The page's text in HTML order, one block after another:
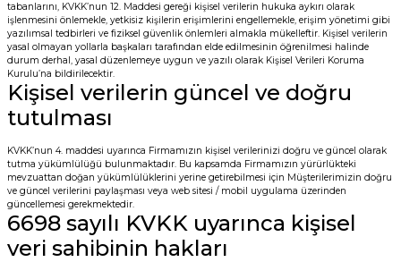
tabanlarını, KVKK’nun 12. Maddesi gereği kişisel verilerin hukuka aykırı olarak
işlenmesini önlemekle, yetkisiz kişilerin erişimlerini engellemekle, erişim yönetimi gibi
yazılımsal tedbirleri ve fiziksel güvenlik önlemleri almakla mükelleftir. Kişisel verilerin
yasal olmayan yollarla başkaları tarafından elde edilmesinin öğrenilmesi halinde
durum derhal, yasal düzenlemeye uygun ve yazılı olarak Kişisel Verileri Koruma
Kurulu’na bildirilecektir.
Kişisel verilerin güncel ve doğru
tutulması
KVKK’nun 4. maddesi uyarınca Firmamızın kişisel verilerinizi doğru ve güncel olarak
tutma yükümlülüğü bulunmaktadır. Bu kapsamda Firmamızın yürürlükteki
mevzuattan doğan yükümlülüklerini yerine getirebilmesi için Müşterilerimizin doğru
ve güncel verilerini paylaşması veya web sitesi / mobil uygulama üzerinden
güncellemesi gerekmektedir.
6698 sayılı KVKK uyarınca kişisel
veri sahibinin hakları